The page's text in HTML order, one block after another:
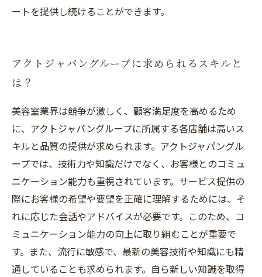
ートを提供し続けることができます。
アクトジャパングループに求められるスキルと
は？
美容室業界は競争が激しく、顧客満足度を高めるため
に、アクトジャパングループに所属する各店舗は高いス
キルと品質の提供が求められます。アクトジャパングル
ープでは、技術力や知識だけでなく、お客様とのコミュ
ニケーション能力も重視されています。サービス提供の
際にお客様の希望や要望を正確に理解するためには、そ
れに応じた会話やアドバイスが必要です。このため、コ
ミュニケーション能力の向上に取り組むことが重要で
す。また、流行に敏感で、最新の美容技術や知識にも精
通していることも求められます。自ら新しい知識を取得